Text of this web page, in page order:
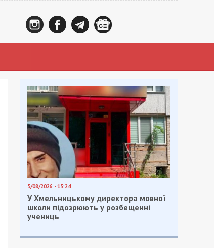
5/08/2026 - 13:24
У Хмельницькому директора мовної
школи підозрюють у розбещенні
учениць